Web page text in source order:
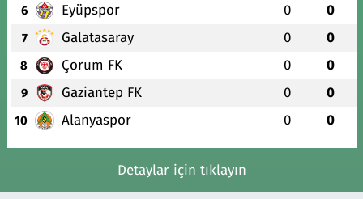
6 Eyüpspor 0 0
7 Galatasaray 0 0
8 Çorum FK 0 0
9 Gaziantep FK 0 0
10 Alanyaspor 0 0
Detaylar için tıklayın